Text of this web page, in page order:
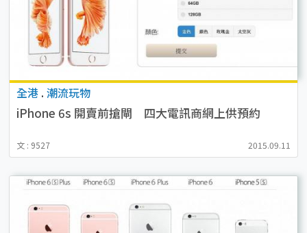
全港 . 潮流玩物
iPhone 6s 開賣前搶閘 四大電訊商網上供預約
文 : 9527 2015.09.11